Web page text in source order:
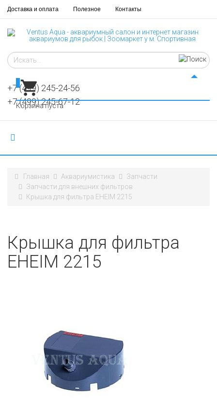
Доставка и оплата Полезное Контакты
+7 (499) 245-24-56
+7 (499) 245-67-12
Корзина пуста
Главная Аквариумистика
Запчасти
Запчасти для внешних фильтров
Крышка для фильтра EHEIM 2215
Крышка для фильтра
EHEIM 2215